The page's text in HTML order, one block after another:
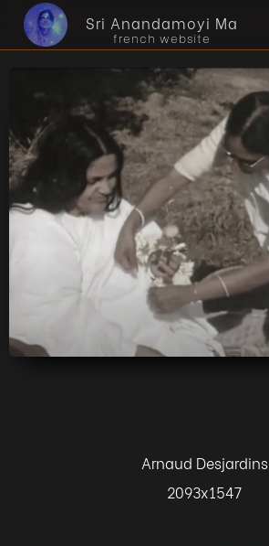
Sri Anandamoyi Ma
french website
Arnaud Desjardins
2093x1547